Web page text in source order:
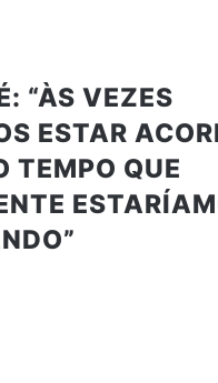
“ÀS VEZES
ESTAR
TEMPO QUE